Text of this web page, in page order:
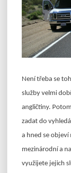
Není třeba se
služby velmi
angličtiny.
zadat do
a hned se
mezinárodní a
využijete jejich